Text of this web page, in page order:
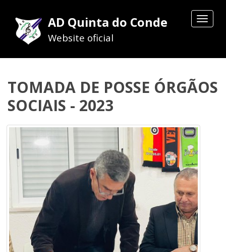
Toggle
AD Quinta do Conde
Website oficial
TOMADA DE POSSE ÓRGÃOS
SOCIAIS - 2023